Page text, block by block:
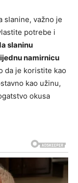
slanine, važno je
potrebe i
slaninu
namirnicu
da je koristite kao
kao užinu,
okusa